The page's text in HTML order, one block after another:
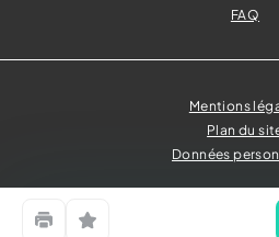
ImprimerMettre en favori
FAQ
Mentions
Plan du
Données
© Tous droits réservés